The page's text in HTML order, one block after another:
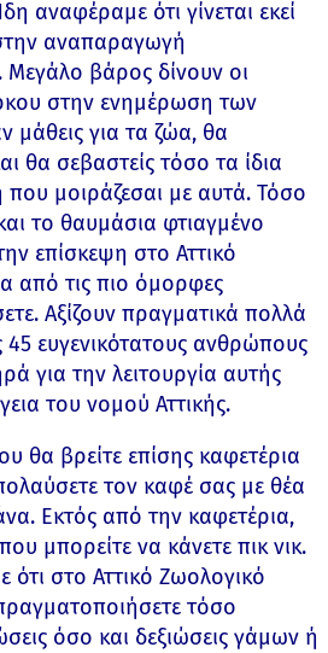
αναφέραμε ότι γίνεται εκεί
αναπαραγωγή
Μεγάλο βάρος δίνουν οι
στην ενημέρωση των
μάθεις για τα ζώα, θα
θα σεβαστείς τόσο τα ίδια
μοιράζεσαι με αυτά. Τόσο
το θαυμάσια φτιαγμένο
επίσκεψη στο Αττικό
από τις πιο όμορφες
Αξίζουν πραγματικά πολλά
ευγενικότατους ανθρώπους
για την λειτουργία αυτής
του νομού Αττικής.
θα βρείτε επίσης καφετέρια
τον καφέ σας με θέα
Εκτός από την καφετέρια,
μπορείτε να κάνετε πικ νικ.
στο Αττικό Ζωολογικό
τόσο
όσο και δεξιώσεις γάμων ή